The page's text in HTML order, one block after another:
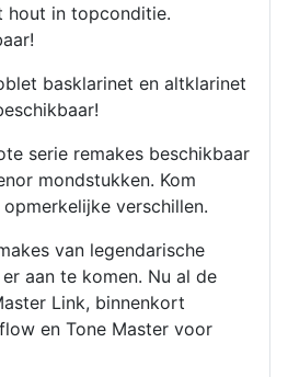
hout in topconditie.
basklarinet en altklarinet
serie remakes beschikbaar
mondstukken. Kom
verschillen.
van legendarische
aan te komen. Nu al de
Link, binnenkort
en Tone Master voor